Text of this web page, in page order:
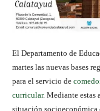
El Departamento de
martes las nuevas bases
para el servicio de
curricular. Mediante estas
situación socioeconómica